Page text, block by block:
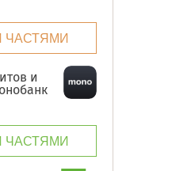
ЧАСТЯМИ
и
ЧАСТЯМИ